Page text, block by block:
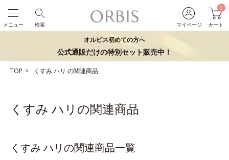
マイページ
0
カート
検索
メニュー
オルビス初めての方へ
公式通販だけの特別セット販売中！
TOP くすみハリ の関連商品
くすみ ハリの関連商品
くすみ ハリの関連商品一覧